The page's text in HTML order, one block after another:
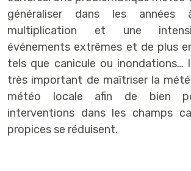
généraliser dans les années
multiplication et une
événements extrêmes et de plus
tels que canicule ou inondations…
très important de maîtriser la
météo locale afin de bien
interventions dans les champs
propices se réduisent.